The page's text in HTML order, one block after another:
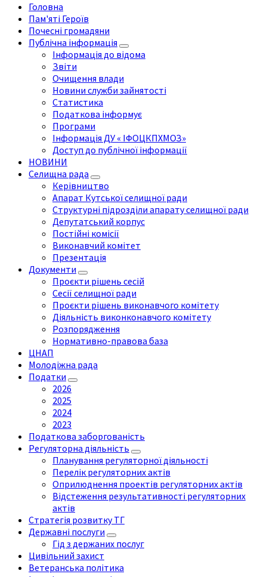
Головна
Пам'яті Героїв
Почесні громадяни
Публічна інформація
Інформація до відома
Звіти
Очищення влади
Новини служби зайнятості
Статистика
Податкова інформує
Програми
Інформація ДУ « ІФОЦКПХМОЗ»
Доступ до публічної інформації
НОВИНИ
Селищна рада
Керівництво
Апарат Кутської селищної ради
Структурні підрозділи апарату селищної ради
Депутатський корпус
Постійні комісії
Виконавчий комітет
Презентація
Документи
Проєкти рішень сесій
Сесії селищної ради
Проєкти рішень виконавчого комітету
Діяльність виконконавчого комітету
Розпорядження
Нормативно-правова база
ЦНАП
Молодіжна рада
Податки
2026
2025
2024
2023
Податкова заборгованість
Регуляторна діяльність
Планування регуляторної діяльності
Перелік регуляторних актів
Оприлюднення проектів регуляторних актів
Відстеження результативності регуляторних
актів
Стратегія розвитку ТГ
Державні послуги
Гід з держаних послуг
Цивільний захист
Ветеранська політика